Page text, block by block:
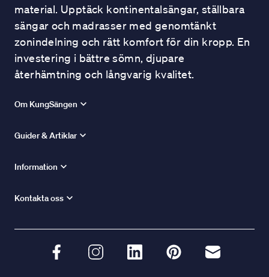
material. Upptäck kontinentalsängar, ställbara
sängar och madrasser med genomtänkt
zonindelning och rätt komfort för din kropp. En
investering i bättre sömn, djupare
återhämtning och långvarig kvalitet.
Om KungSängen
Guider & Artiklar
Information
Kontakta oss